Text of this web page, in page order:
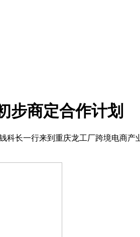
步商定合作计划
科长一行来到重庆龙工厂跨境电商